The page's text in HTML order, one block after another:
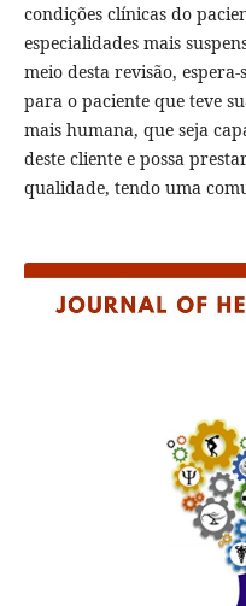
condições clínicas do
especialidades mais
meio desta revisão,
para o paciente que teve
mais humana, que seja
deste cliente e possa
qualidade, tendo uma